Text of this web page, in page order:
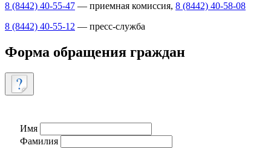
8 (8442) 40-55-47 — приемная комиссия, 8 (8442) 40-58-08
8 (8442) 40-55-12 — пресс-служба
Форма обращения граждан
Имя
Фамилия